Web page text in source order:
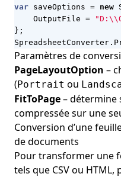
var saveOptions = new
OutputFile =
};
SpreadsheetConverter .
Paramètres de
PageLayoutOption –
(Portrait ou
FitToPage– détermine
compressée sur une
Conversion d’une
de documents
Pour transformer une
tels que CSV ou